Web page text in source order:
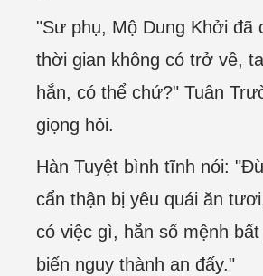
"Sư phụ, Mộ Dung Khởi đã
thời gian không có trở về,
hắn, có thể chứ?" Tuân
giọng hỏi.
Hàn Tuyệt bình tĩnh nói:
cẩn thận bị yêu quái ăn
có việc gì, hắn số mệnh
biến nguy thành an đấy."